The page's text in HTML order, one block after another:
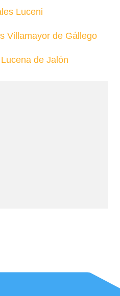
Luceni
Villamayor de Gállego
de Jalón